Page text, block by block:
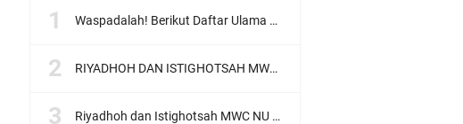
Waspadalah! Berikut Daftar Ulama Wahabi di Seluruh Dunia dan Karya-karyanya
RIYADHOH DAN ISTIGHOTSAH MWC NU LOWOKWARU Menyambut Muktamar NU ke-35, Meneguhkan Sanad Laku Para Muassis
Riyadhoh dan Istighotsah MWC NU Lowokwaru: Menguatkan Doa, Menjalin Ukhuwah Menyambut Muktamar NU ke-35